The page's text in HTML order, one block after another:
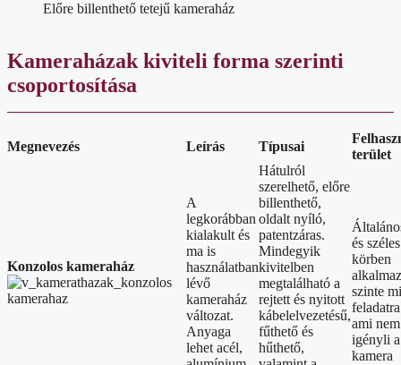
Előre billenthető tetejű kameraház
Kameraházak kiviteli forma szerinti
csoportosítása
Megnevezés Leírás Típusai
terület
Konzolos kameraház
A
legkorábban
kialakult és
ma is
használatban
lévő
kameraház
változat.
Anyaga
lehet acél,
Hátulról
szerelhető, előre
billenthető,
oldalt nyíló,
patentzáras.
Mindegyik
kivitelben
megtalálható a
rejtett és nyitott
kábelelvezetésű,
fűthető és
hűthető,
és széles
körben
szinte
ami nem
igényli a
kamera